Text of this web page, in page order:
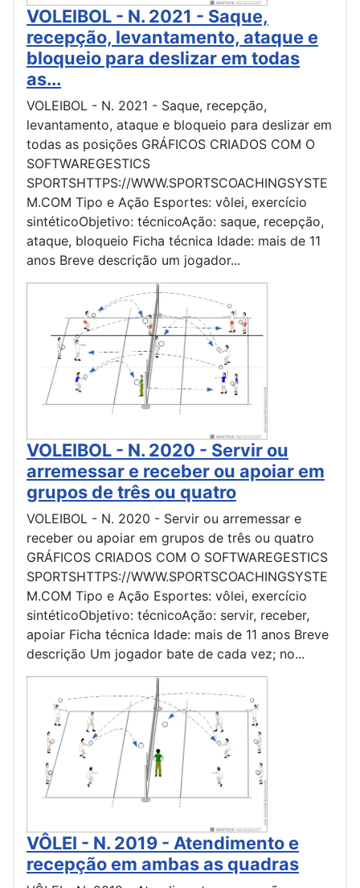
VOLEIBOL - N. 2021 - Saque,
recepção, levantamento, ataque e
bloqueio para deslizar em todas
as...
VOLEIBOL - N. 2021 - Saque, recepção,
levantamento, ataque e bloqueio para deslizar em
todas as posições GRÁFICOS CRIADOS COM O
SOFTWAREGESTICS
SPORTSHTTPS://WWW.SPORTSCOACHINGSYSTE
M.COM Tipo e Ação Esportes: vôlei, exercício
sintéticoObjetivo: técnicoAção: saque, recepção,
ataque, bloqueio Ficha técnica Idade: mais de 11
anos Breve descrição um jogador...
VOLEIBOL - N. 2020 - Servir ou
arremessar e receber ou apoiar em
grupos de três ou quatro
VOLEIBOL - N. 2020 - Servir ou arremessar e
receber ou apoiar em grupos de três ou quatro
GRÁFICOS CRIADOS COM O SOFTWAREGESTICS
SPORTSHTTPS://WWW.SPORTSCOACHINGSYSTE
M.COM Tipo e Ação Esportes: vôlei, exercício
sintéticoObjetivo: técnicoAção: servir, receber,
apoiar Ficha técnica Idade: mais de 11 anos Breve
descrição Um jogador bate de cada vez; no...
VÔLEI - N. 2019 - Atendimento e
recepção em ambas as quadras